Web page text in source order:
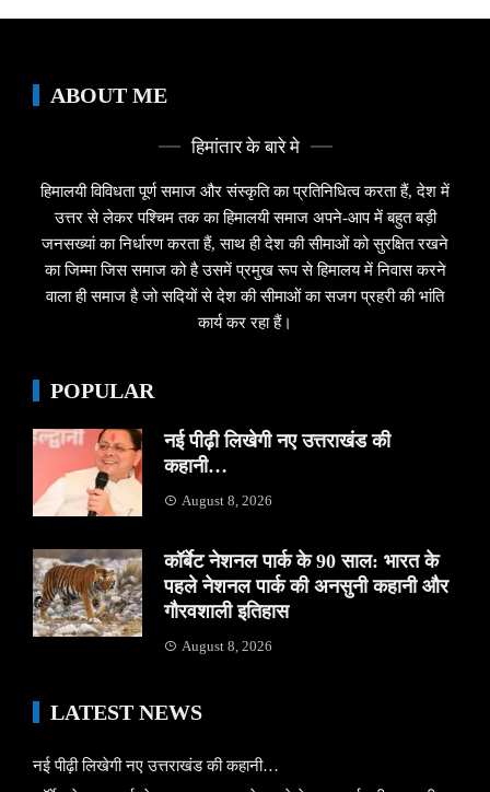
ABOUT ME
हिमांतार के बारे मे
हिमालयी विविधता पूर्ण समाज और संस्कृति का प्रतिनिधित्व करता हैं, देश में
उत्तर से लेकर पश्चिम तक का हिमालयी समाज अपने-आप में बहुत बड़ी
जनसख्यां का निर्धारण करता हैं, साथ ही देश की सीमाओं को सुरक्षित रखने
का जिम्मा जिस समाज को है उसमें प्रमुख रूप से हिमालय में निवास करने
वाला ही समाज है जो सदियों से देश की सीमाओं का सजग प्रहरी की भांति
कार्य कर रहा हैं।
POPULAR
नई पीढ़ी लिखेगी नए उत्तराखंड की
कहानी…
August 8, 2026
कॉर्बेट नेशनल पार्क के 90 साल: भारत के
पहले नेशनल पार्क की अनसुनी कहानी और
गौरवशाली इतिहास
August 8, 2026
LATEST NEWS
नई पीढ़ी लिखेगी नए उत्तराखंड की कहानी…